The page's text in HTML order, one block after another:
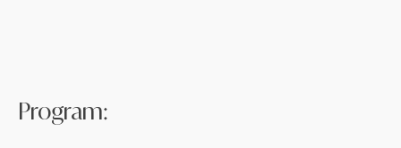
Program: